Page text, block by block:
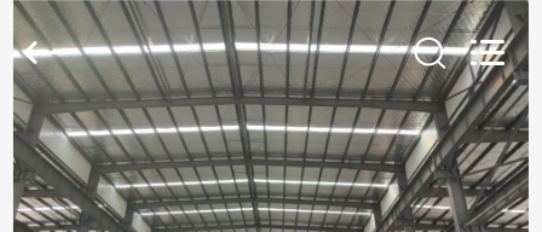
HUIS
PRODUCTEN
Qingdao
KaFa
Fabrication
Co.,
Ltd..
Rights
Reserved.